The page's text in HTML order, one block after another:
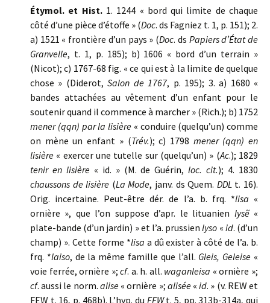
Étymol. et Hist.1. 1244 « bord qui limite de chaque
côté d’une pièce d’étoffe » (Doc. ds Fagniez t. 1, p. 151); 2.
a) 1521 « frontière d’un pays » (Doc. ds Papiers d’État de
Granvelle, t. 1, p. 185); b) 1606 « bord d’un terrain »
(Nicot); c) 1767-68 fig. « ce qui est à la limite de quelque
chose » (Diderot,Salon de 1767, p. 195); 3. a) 1680 «
bandes attachées au vêtement d’un enfant pour le
soutenir quand il commence à marcher » (Rich.); b) 1752
mener (qqn) par la lisière « conduire (quelqu’un) comme
on mène un enfant » (Trév.); c) 1798 mener (qqn) en
lisière « exercer une tutelle sur (quelqu’un) » (Ac.); 1829
tenir en lisière« id. » (M. de Guérin,loc. cit.); 4. 1830
chaussons de lisière (La Mode, janv. ds Quem. DDLt. 16).
Orig. incertaine. Peut-être dér. de l’a. b. frq. *lisa «
ornière », que l’on suppose d’apr. le lituanien lysẽ«
plate-bande (d’un jardin) » et l’a. prussienlyso « id. (d’un
champ) ». Cette forme *lisa a dû exister à côté de l’a. b.
frq. *laiso, de la même famille que l’all. Gleis, Geleise «
voie ferrée, ornière »;cf. a. h. all. waganleisa « ornière »;
cf. aussi le norm. alise« ornière »; alisée«id. » (v. REW et
FEW t. 16, p. 468b). L’hyp. du FEWt. 5, pp. 313b-314a, qui